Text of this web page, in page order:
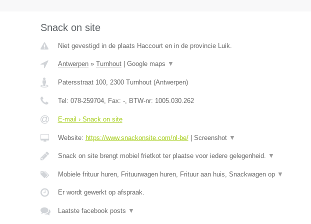
Snack on site
Niet gevestigd in de plaats Haccourt en in de provincie Luik.
Antwerpen» Turnhout| Google maps ▼
Patersstraat 100, 2300 Turnhout(Antwerpen)
Tel: 078-259704, Fax: -, BTW-nr: 1005.030.262
E-mail › Snack on site
Website: https://www.snackonsite.com/nl-be/| Screenshot ▼
Snack on site brengt mobiel frietkot ter plaatse voor iedere gelegenheid. ▼
Mobiele frituur huren, Frituurwagen huren, Frituur aan huis, Snackwagen op ▼
Er wordt gewerkt op afspraak.
Laatste facebook posts ▼